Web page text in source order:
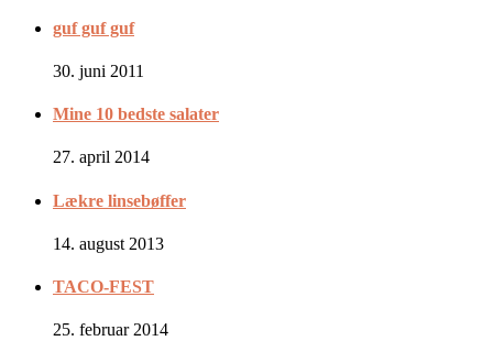
guf guf guf
30. juni 2011
Mine 10 bedste salater
27. april 2014
Lækre linsebøffer
14. august 2013
TACO-FEST
25. februar 2014